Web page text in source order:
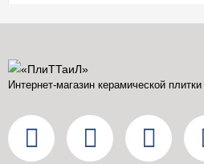
Интернет-магазин керамической плитки